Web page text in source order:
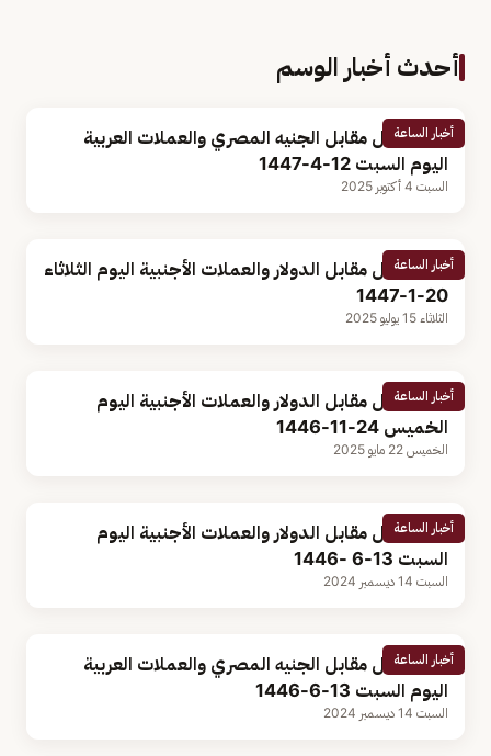
أحدث أخبار الوسم
أخبار الساعة
سعر الريال مقابل الجنيه المصري والعملات العربية
اليوم السبت 12-4-1447
السبت 4 أكتوبر 2025
أخبار الساعة
سعر الريال مقابل الدولار والعملات الأجنبية اليوم الثلاثاء
20-1-1447
الثلاثاء 15 يوليو 2025
أخبار الساعة
سعر الريال مقابل الدولار والعملات الأجنبية اليوم
الخميس 24-11-1446
الخميس 22 مايو 2025
أخبار الساعة
سعر الريال مقابل الدولار والعملات الأجنبية اليوم
السبت 13-6 -1446
السبت 14 ديسمبر 2024
أخبار الساعة
سعر الريال مقابل الجنيه المصري والعملات العربية
اليوم السبت 13-6-1446
السبت 14 ديسمبر 2024